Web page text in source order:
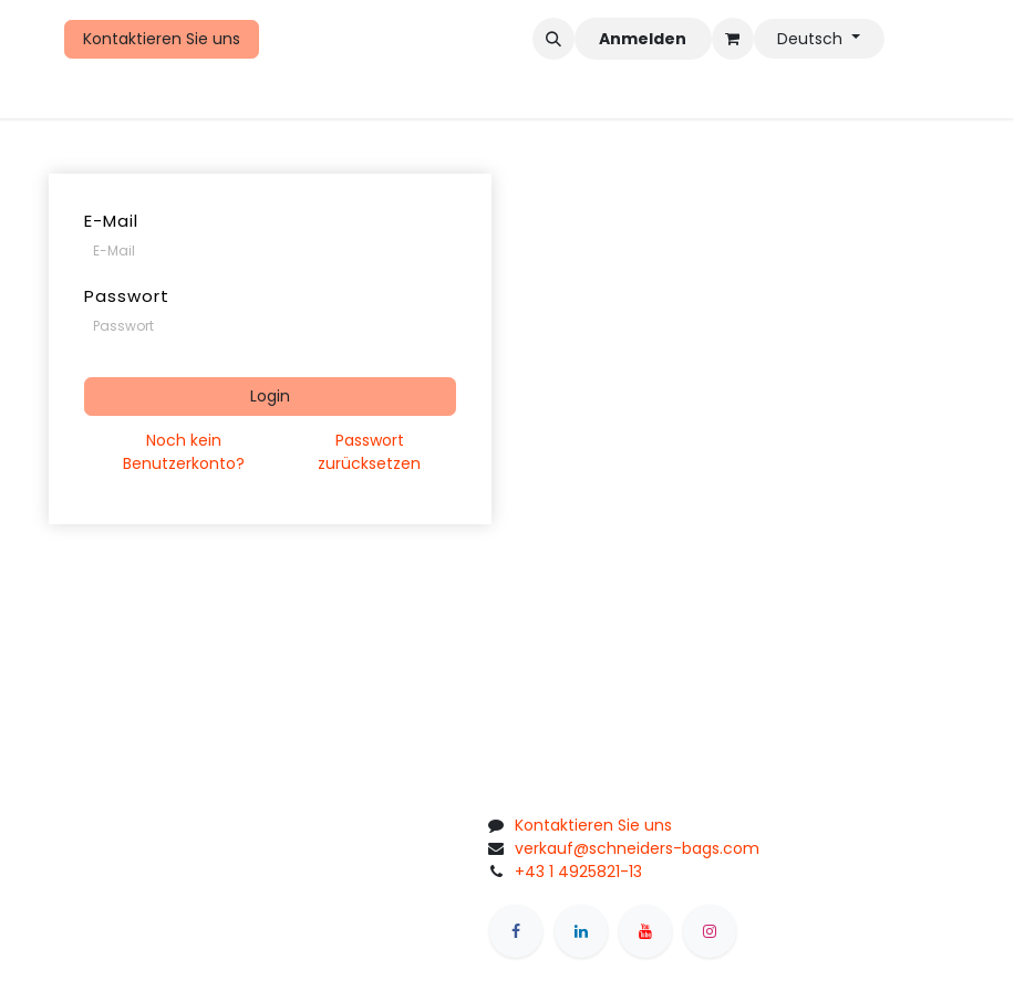
Kontaktieren Sie uns Anmelden Deutsch
E-Mail
Passwort
Login
Noch kein
Benutzerkonto?
Passwort
zurücksetzen
Kontaktieren Sie uns
verkauf@schneiders-bags.com
+43 1 4925821-13